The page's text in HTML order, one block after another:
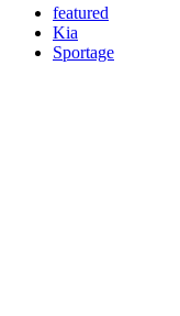
featured
Kia
Sportage